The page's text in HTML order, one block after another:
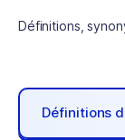
Définitions,
Définitions